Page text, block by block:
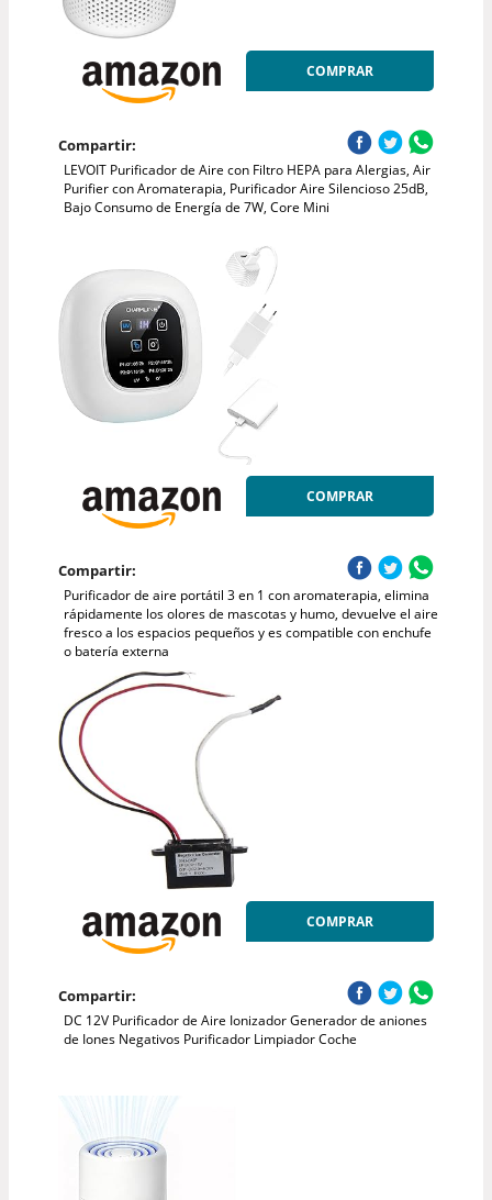
COMPRAR
Compartir:
LEVOIT Purificador de Aire con Filtro HEPA para Alergias, Air
Purifier con Aromaterapia, Purificador Aire Silencioso 25dB,
Bajo Consumo de Energía de 7W, Core Mini
COMPRAR
Compartir:
Purificador de aire portátil 3 en 1 con aromaterapia, elimina
rápidamente los olores de mascotas y humo, devuelve el aire
fresco a los espacios pequeños y es compatible con enchufe
o batería externa
COMPRAR
Compartir:
DC 12V Purificador de Aire Ionizador Generador de aniones
de Iones Negativos Purificador Limpiador Coche